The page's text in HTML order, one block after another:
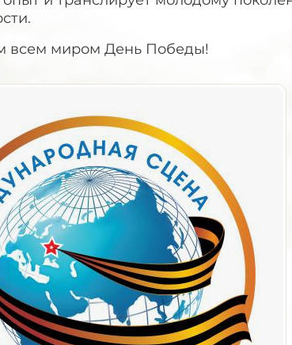
всем миром День Победы!